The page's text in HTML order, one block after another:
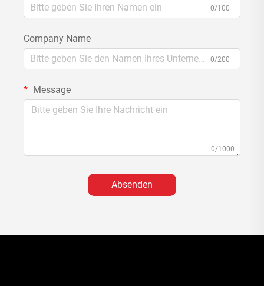
0/100
Company Name
0/200
Message
0/1000
Absenden